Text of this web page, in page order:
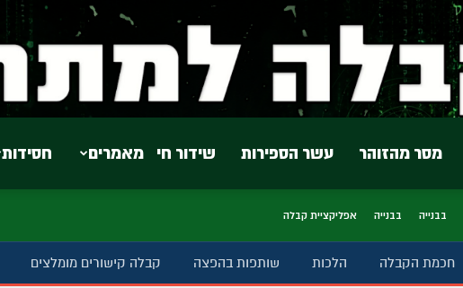
חסידות מאמרים שידור חי עשר הספירות מסר מהזוהר
בבנייה בבנייה אפליקציית קבלה
חכמת הקבלה הלכות שותפות בהפצה קבלה קישורים מומלצים